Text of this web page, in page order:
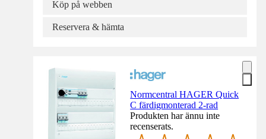
Köp på webben
Reservera & hämta
Normcentral HAGER Quick
C färdigmonterad 2-rad
Produkten har ännu inte
recenserats.